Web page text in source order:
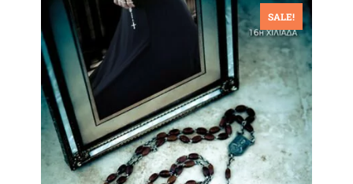
SALE!